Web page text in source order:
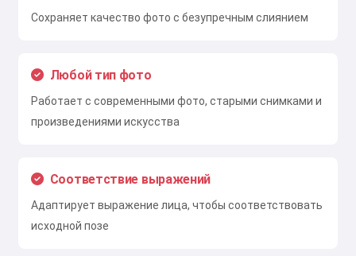
Сохраняет качество фото с безупречным слиянием
Любой тип фото
Работает с современными фото, старыми снимками и
произведениями искусства
Соответствие выражений
Адаптирует выражение лица, чтобы соответствовать
исходной позе